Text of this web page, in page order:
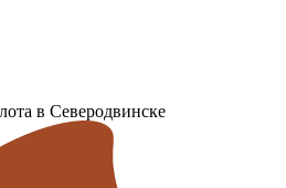
в Северодвинске